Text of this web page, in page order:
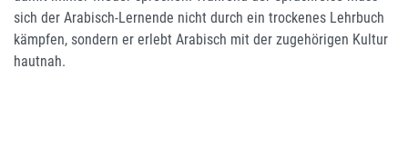
sich der Arabisch-Lernende nicht durch ein trockenes Lehrbuch
kämpfen, sondern er erlebt Arabisch mit der zugehörigen Kultur
hautnah.